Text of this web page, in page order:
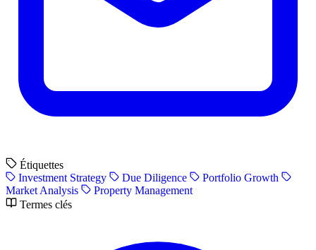
Étiquettes
Investment Strategy
Due Diligence
Portfolio Growth
Market Analysis
Property Management
Termes clés